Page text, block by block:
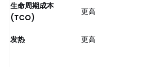
生命周期成本
(TCO)
更高
发热 更高